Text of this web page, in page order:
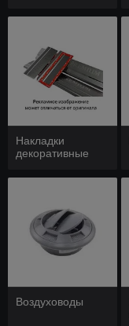
Накладки
декоративные
Воздуховоды